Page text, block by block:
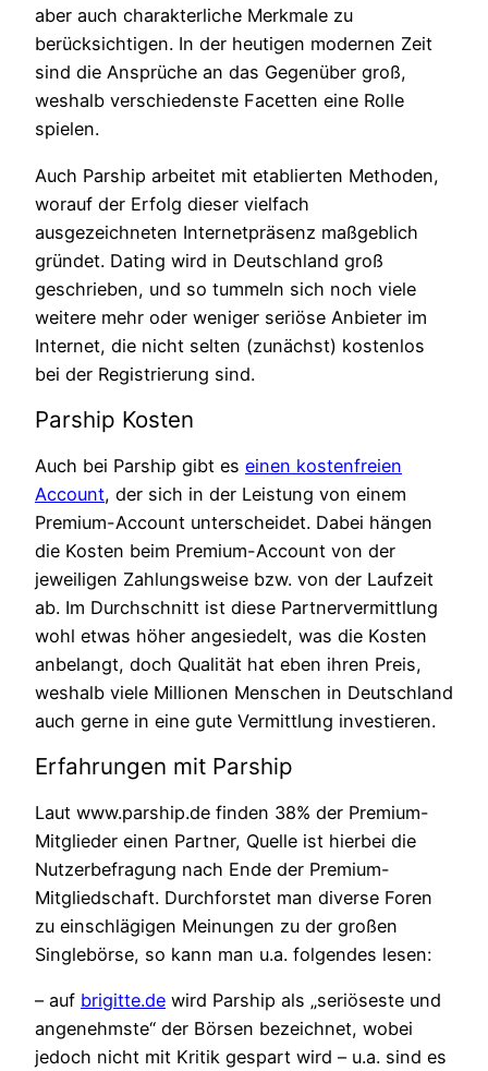
aber auch charakterliche Merkmale zu
berücksichtigen. In der heutigen modernen Zeit
sind die Ansprüche an das Gegenüber groß,
weshalb verschiedenste Facetten eine Rolle
spielen.
Auch Parship arbeitet mit etablierten Methoden,
worauf der Erfolg dieser vielfach
ausgezeichneten Internetpräsenz maßgeblich
gründet. Dating wird in Deutschland groß
geschrieben, und so tummeln sich noch viele
weitere mehr oder weniger seriöse Anbieter im
Internet, die nicht selten (zunächst) kostenlos
bei der Registrierung sind.
Parship Kosten
Auch bei Parship gibt es einen kostenfreien
Account, der sich in der Leistung von einem
Premium-Account unterscheidet. Dabei hängen
die Kosten beim Premium-Account von der
jeweiligen Zahlungsweise bzw. von der Laufzeit
ab. Im Durchschnitt ist diese Partnervermittlung
wohl etwas höher angesiedelt, was die Kosten
anbelangt, doch Qualität hat eben ihren Preis,
weshalb viele Millionen Menschen in Deutschland
auch gerne in eine gute Vermittlung investieren.
Erfahrungen mit Parship
Laut www.parship.de finden 38% der Premium-
Mitglieder einen Partner, Quelle ist hierbei die
Nutzerbefragung nach Ende der Premium-
Mitgliedschaft. Durchforstet man diverse Foren
zu einschlägigen Meinungen zu der großen
Singlebörse, so kann man u.a. folgendes lesen:
– auf brigitte.de wird Parship als „seriöseste und
angenehmste“ der Börsen bezeichnet, wobei
jedoch nicht mit Kritik gespart wird – u.a. sind es